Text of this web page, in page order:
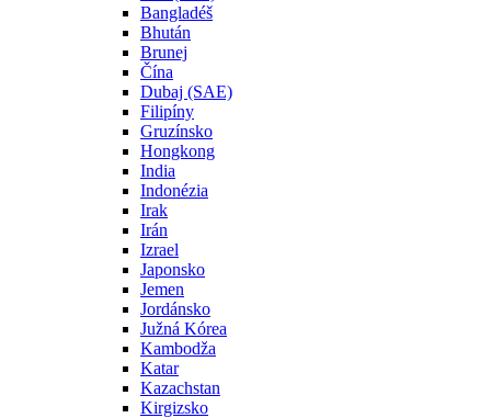
Bangladéš
Bhután
Brunej
Čína
Dubaj (SAE)
Filipíny
Gruzínsko
Hongkong
India
Indonézia
Irak
Irán
Izrael
Japonsko
Jemen
Jordánsko
Južná Kórea
Kambodža
Katar
Kazachstan
Kirgizsko